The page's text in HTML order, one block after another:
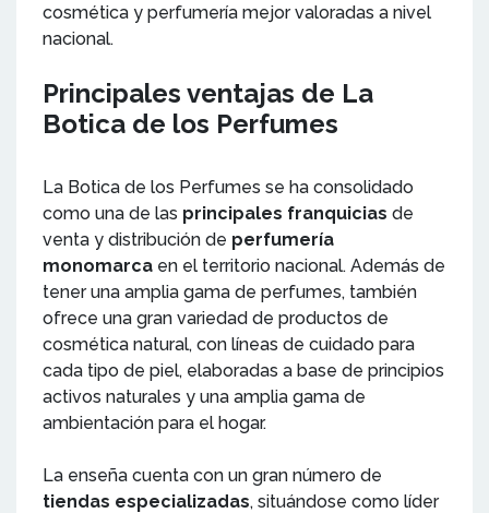
cosmética y perfumería mejor valoradas a nivel
nacional.
Principales ventajas de La
Botica de los Perfumes
La Botica de los Perfumes se ha consolidado
como una de las principales franquicias de
venta y distribución de perfumería
monomarca en el territorio nacional. Además de
tener una amplia gama de perfumes, también
ofrece una gran variedad de productos de
cosmética natural, con líneas de cuidado para
cada tipo de piel, elaboradas a base de principios
activos naturales y una amplia gama de
ambientación para el hogar.
La enseña cuenta con un gran número de
tiendas especializadas, situándose como líder